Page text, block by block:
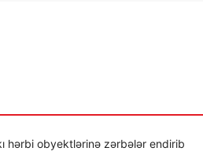
hərbi obyektlərinə zərbələr endirib